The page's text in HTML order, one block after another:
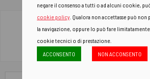
negare il consenso a tutti o ad alcuni cookie,
cookie policy . Qualora non accettasse può
la navigazione, oppure lo può fare
cookie tecnici o di prestazione.
ACCONSENTO
NON ACCONSENTO